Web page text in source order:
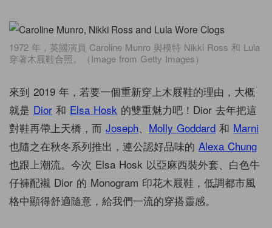
1972 年，英國演員 Caroline Munro 與模特 Nikki Ross 和 Lula
穿著木屐鞋合照。（Image from Getty Images）
來到 2019 年，若要一個重新穿上木屐鞋的理由，大概
就是 Dior 和 Elsa Hosk 的雙重魅力吧！Dior 去年把這
對鞋再帶上天橋，而 Joseph Molly Goddard 和 Marni
也隨之在秋冬系列推出，連公認好品味的 Alexa Chung
也跟上潮流。今次 Elsa Hosk 以亞麻西裝外套、白色牛
仔褲配襯 Dior 的 Monogram 印花木屐鞋，低調都市風
格中顯得舒適隨意，給我們一流的穿搭靈感。